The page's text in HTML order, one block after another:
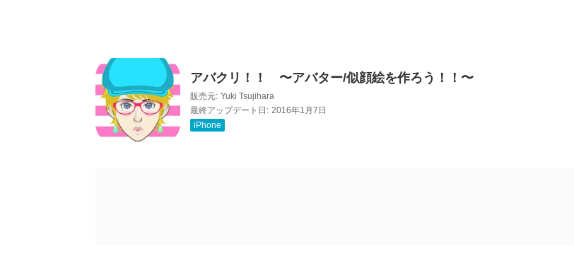
アバクリ！！ 〜アバター/似顔絵を作ろう！！〜
販売元: Yuki Tsujihara
最終アップデート日: 2016年1月7日
iPhone